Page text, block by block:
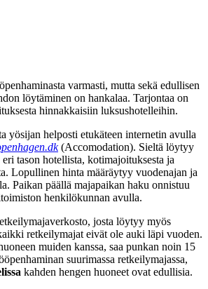
varmasti, mutta sekä edullisen
löytäminen on hankalaa. Tarjontaa on
hinnakkaisiin luksushotelleihin.
yösijan helposti etukäteen internetin avulla
(Accomodation). Sieltä löytyy
tason hotellista, kotimajoituksesta ja
Lopullinen hinta määräytyy vuodenajan ja
Paikan päällä majapaikan haku onnistuu
henkilökunnan avulla.
josta löytyy myös
retkeilymajat eivät ole auki läpi vuoden.
muiden kanssa, saa punkan noin 15
suurimassa retkeilymajassa,
kahden hengen huoneet ovat edullisia.